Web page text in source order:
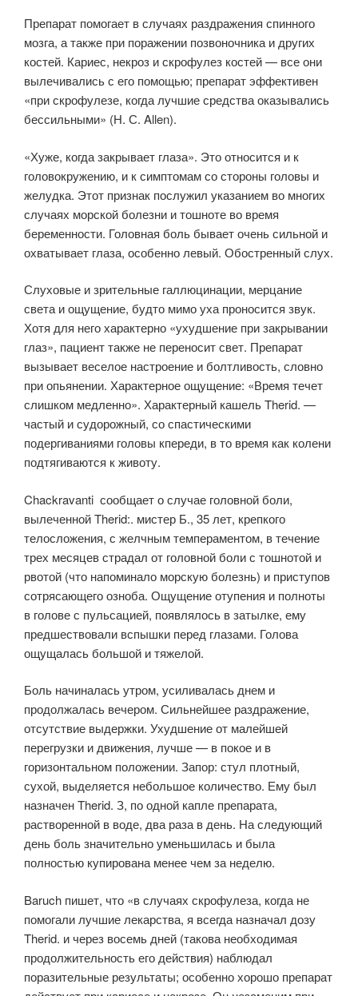
Препарат помогает в случаях раздражения спинного
мозга, а также при поражении позвоночника и других
костей. Кариес, некроз и скрофулез костей — все они
вылечивались с его помощью; препарат эффективен
«при скрофулезе, когда лучшие средства оказывались
бессильными» (Н. С. Allen).
«Хуже, когда закрывает глаза». Это относится и к
головокружению, и к симптомам со стороны головы и
желудка. Этот признак послужил указанием во многих
случаях морской болезни и тошноте во время
беременности. Головная боль бывает очень сильной и
охватывает глаза, особенно левый. Обостренный слух.
Слуховые и зрительные галлюцинации, мерцание
света и ощущение, будто мимо уха проносится звук.
Хотя для него характерно «ухудшение при закрывании
глаз», пациент также не переносит свет. Препарат
вызывает веселое настроение и болтливость, словно
при опьянении. Характерное ощущение: «Время течет
слишком медленно». Характерный кашель Therid. —
частый и судорожный, со спастическими
подергиваниями головы кпереди, в то время как колени
подтягиваются к животу.
Chackravanti сообщает о случае головной боли,
вылеченной Therid:. мистер Б., 35 лет, крепкого
телосложения, с желчным темпераментом, в течение
трех месяцев страдал от головной боли с тошнотой и
рвотой (что напоминало морскую болезнь) и приступов
сотрясающего озноба. Ощущение отупения и полноты
в голове с пульсацией, появлялось в затылке, ему
предшествовали вспышки перед глазами. Голова
ощущалась большой и тяжелой.
Боль начиналась утром, усиливалась днем и
продолжалась вечером. Сильнейшее раздражение,
отсутствие выдержки. Ухудшение от малейшей
перегрузки и движения, лучше — в покое и в
горизонтальном положении. Запор: стул плотный,
сухой, выделяется небольшое количество. Ему был
назначен Therid. З, по одной капле препарата,
растворенной в воде, два раза в день. На следующий
день боль значительно уменьшилась и была
полностью купирована менее чем за неделю.
Baruch пишет, что «в случаях скрофулеза, когда не
помогали лучшие лекарства, я всегда назначал дозу
Therid. и через восемь дней (такова необходимая
продолжительность его действия) наблюдал
поразительные результаты; особенно хорошо препарат